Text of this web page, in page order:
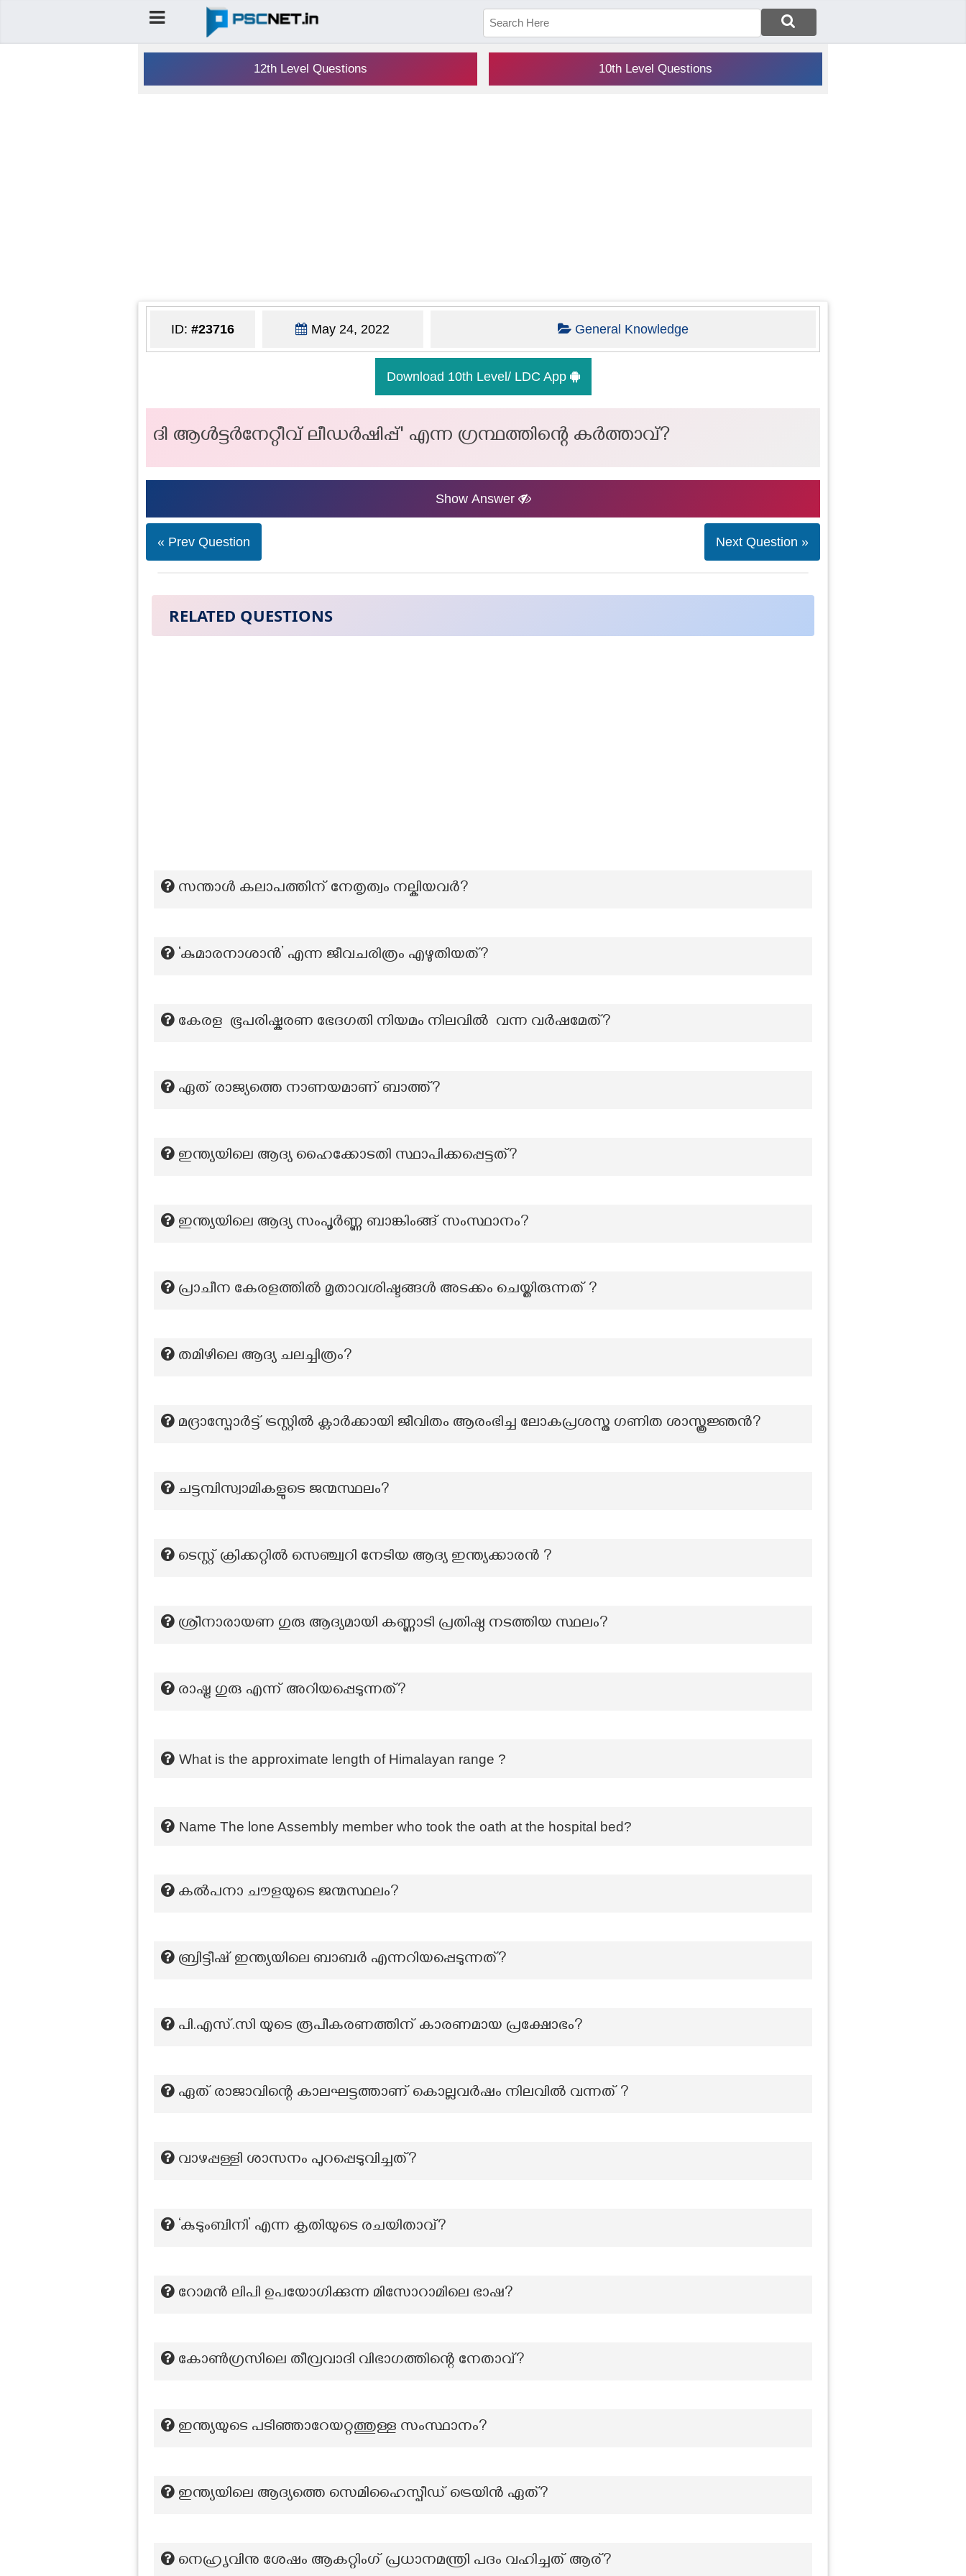
12th Level Questions 10th Level Questions
ID: #23716 May 24, 2022 General Knowledge
Download 10th Level/ LDC App
ദി ആൾട്ടർനേറ്റീവ് ലീഡർഷിപ്പ്' എന്ന ഗ്രന്ഥത്തിന്റെ കർത്താവ്?
Show Answer
« Prev Question Next Question »
RELATED QUESTIONS
സന്താൾ കലാപത്തിന് നേതൃത്വം നല്കിയവർ?
‘കുമാരനാശാൻ’ എന്ന ജീവചരിത്രം എഴുതിയത്?
കേരള ഭൂപരിഷ്കരണ ഭേദഗതി നിയമം നിലവിൽ വന്ന വർഷമേത്?
ഏത് രാജ്യത്തെ നാണയമാണ് ബാത്ത്?
ഇന്ത്യയിലെ ആദ്യ ഹൈക്കോടതി സ്ഥാപിക്കപ്പെട്ടത്?
ഇന്ത്യയിലെ ആദ്യ സംപൂർണ്ണ ബാങ്കിംങ്ങ് സംസ്ഥാനം?
പ്രാചീന കേരളത്തിൽ മൃതാവശിഷ്ടങ്ങൾ അടക്കം ചെയ്തിരുന്നത് ?
തമിഴിലെ ആദ്യ ചലച്ചിത്രം?
മദ്രാസ്പോർട്ട് ട്രസ്റ്റിൽ ക്ലാർക്കായി ജീവിതം ആരംഭിച്ച ലോകപ്രശസ്ത ഗണിത ശാസ്ത്രജ്ഞൻ?
ചട്ടമ്പിസ്വാമികളുടെ ജന്മസ്ഥലം?
ടെസ്റ്റ് ക്രിക്കറ്റിൽ സെഞ്ച്വറി നേടിയ ആദ്യ ഇന്ത്യക്കാരൻ ?
ശ്രീനാരായണ ഗുരു ആദ്യമായി കണ്ണാടി പ്രതിഷ്ഠ നടത്തിയ സ്ഥലം?
രാഷ്ട്ര ഗുരു എന്ന് അറിയപ്പെടുന്നത്?
What is the approximate length of Himalayan range ?
Name The lone Assembly member who took the oath at the hospital bed?
കൽപനാ ചൗളയുടെ ജന്മസ്ഥലം?
ബ്രിട്ടീഷ് ഇന്ത്യയിലെ ബാബർ എന്നറിയപ്പെടുന്നത്?
പി.എസ്.സി യുടെ രൂപീകരണത്തിന് കാരണമായ പ്രക്ഷോഭം?
ഏത് രാജാവിന്റെ കാലഘട്ടത്താണ് കൊല്ലവർഷം നിലവിൽ വന്നത് ?
വാഴപ്പള്ളി ശാസനം പുറപ്പെടുവിച്ചത്?
‘കുടുംബിനി’ എന്ന കൃതിയുടെ രചയിതാവ്?
റോമൻ ലിപി ഉപയോഗിക്കുന്ന മിസോറാമിലെ ഭാഷ?
കോൺഗ്രസിലെ തീവ്രവാദി വിഭാഗത്തിന്റെ നേതാവ്?
ഇന്ത്യയുടെ പടിഞ്ഞാറേയറ്റത്തുള്ള സംസ്ഥാനം?
ഇന്ത്യയിലെ ആദ്യത്തെ സെമിഹൈസ്പീഡ് ട്രെയിൻ ഏത്?
നെഹ്രൃവിനു ശേഷം ആകറ്റിംഗ് പ്രധാനമന്ത്രി പദം വഹിച്ചത് ആര്?